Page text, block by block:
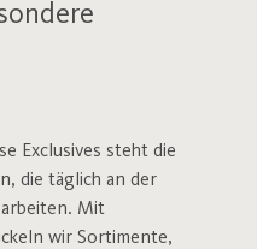
Exclusives steht die
die täglich an der
arbeiten. Mit
wir Sortimente,